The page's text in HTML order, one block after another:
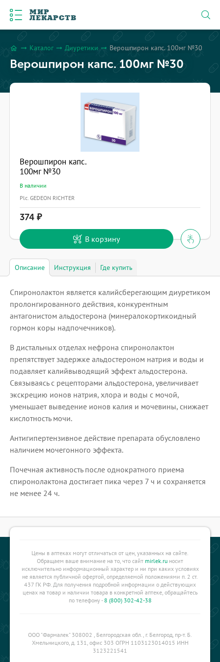
МИР
ЛЕКАРСТВ
home arrow_right_alt Каталог arrow_right_alt Диуретики arrow_right_alt Верошпирон капс. 100мг №30
Верошпирон капс. 100мг №30
Верошпирон капс.
100мг №30
В наличии
Plc. GEDEON RICHTER
374
В корзину
Описание Инструкция Где купить
Спиронолактон является калийсберегающим диуретиком
пролонгированного действия, конкурентным
антагонистом альдостерона (минералокортикоидный
гормон коры надпочечников).
В дистальных отделах нефрона спиронолактон
препятствует задержке альдостероном натрия и воды и
подавляет калийвыводящий эффект альдостерона.
Связываясь с рецепторами альдостерона, увеличивает
экскрецию ионов натрия, хлора и воды с мочой,
уменьшает выведение ионов калия и мочевины, снижает
кислотность мочи.
Антигипертензивное действие препарата обусловлено
наличием мочегонного эффекта.
Почечная активность после однократного приема
спиронолактона достигает пика через 7 ч и сохраняется
не менее 24 ч.
Цены в аптеках могут отличаться от цен, указанных на сайте.
Обращаем ваше внимание на то, что сайт mirlek.ru носит
исключительно информационный характер и ни при каких условиях
не является публичной офертой, определяемой положениями п. 2 ст.
437 ГК РФ. Для получения подробной информации о действующих
ценах на товар и наличии товара в конкретной аптеке, обращайтесь
по телефону -8 (800) 302-42-38
ООО "Фармалек" 308002 , Белгородская обл., г. Белгород, пр-т. Б.
Хмельницкого, д. 131, офис 303 ОГРН 1103123014015 ИНН
3123221541